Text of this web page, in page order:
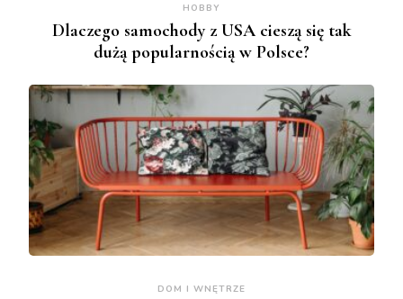
HOBBY
Dlaczego samochody z USA cieszą się tak
dużą popularnością w Polsce?
DOM I WNĘTRZE